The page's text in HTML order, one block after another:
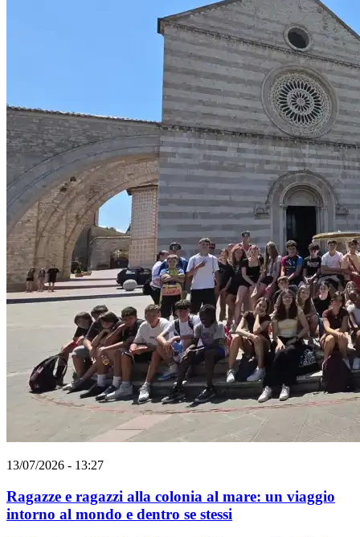
13/07/2026 - 13:27
Ragazze e ragazzi alla colonia al mare: un viaggio
intorno al mondo e dentro se stessi